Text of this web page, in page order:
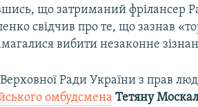
що затриманий фрілансер
свідчив про те, що зазнав
вибити незаконне
Ради України з прав
омбудсмена Тетяну